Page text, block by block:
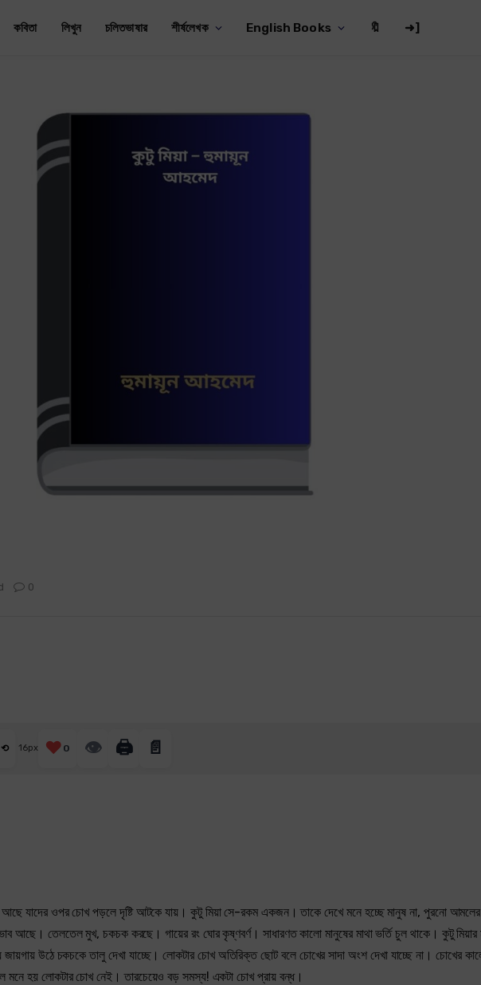
কবিতা লিখুন চলিতভাষার শীর্ষলেখক English Books 🔖 ➜]
0
⟲ 16px ❤️ 0 👁 🖨️ 📄
যাদের ওপর চোখ পড়লে দৃষ্টি আটকে যায়। কুটু মিয়া সে-রকম একজন। তাকে দেখে মনে হচ্ছে মানুষ না, পুরনো আমলের
আছে। তেলতেল মুখ, চকচক করছে। গায়ের রং ঘোর কৃষ্ণবর্ণ। সাধারণত কালো মানুষের মাথা ভর্তি চুল থাকে। কুটু মিয়ার
জায়গায় উঠে চকচকে তালু দেখা যাচ্ছে। লোকটার চোখ অতিরিক্ত ছোট বলে চোখের সাদা অংশ দেখা যাচ্ছে না। চোখের
মনে হয় লোকটার চোখ নেই। তারচেয়েও বড় সমস্য! একটা চোখ প্রায় বন্ধ।